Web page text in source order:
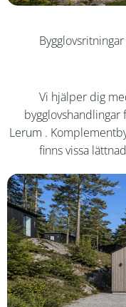
Vi hjälper dig
bygglovshandlingar
Lerum .
finns vissa